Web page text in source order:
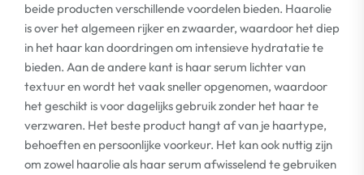
beide producten verschillende voordelen bieden. Haarolie
is over het algemeen rijker en zwaarder, waardoor het diep
in het haar kan doordringen om intensieve hydratatie te
bieden. Aan de andere kant is haar serum lichter van
textuur en wordt het vaak sneller opgenomen, waardoor
het geschikt is voor dagelijks gebruik zonder het haar te
verzwaren. Het beste product hangt af van je haartype,
behoeften en persoonlijke voorkeur. Het kan ook nuttig zijn
om zowel haarolie als haar serum afwisselend te gebruiken